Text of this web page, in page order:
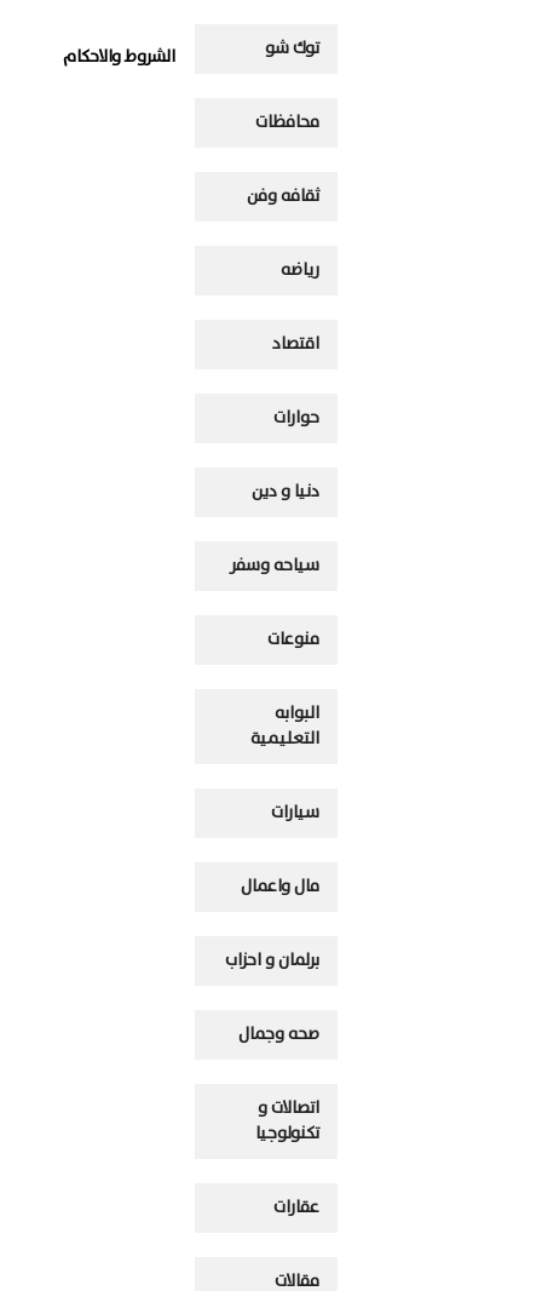
توك شو
محافظات
ثقافه وفن
رياضه
اقتصاد
حوارات
دنيا و دين
سياحه وسفر
منوعات
البوابه
التعليمية
سيارات
مال واعمال
برلمان و احزاب
صحه وجمال
اتصالات و
تكنولوجيا
عقارات
مقالات
الشروط والاحكام